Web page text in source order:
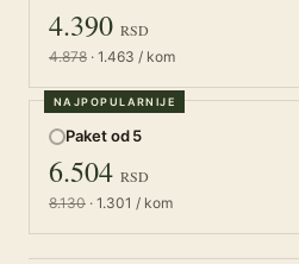
4.390 RSD
4.878 · 1.463 / kom
NAJPOPULARNIJE
Paket od 5
6.504 RSD
8.130 · 1.301 / kom